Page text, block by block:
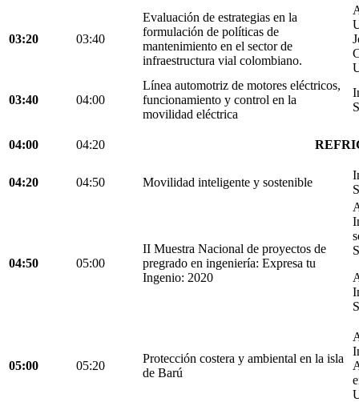
03:20 03:40
Evaluación de estrategias en la
formulación de políticas de
mantenimiento en el sector de
infraestructura vial colombiano.
03:40 04:00
Línea automotriz de motores eléctricos,
funcionamiento y control en la
movilidad eléctrica
04:00 04:20
04:20 04:50 Movilidad inteligente y sostenible
04:50 05:00
II Muestra Nacional de proyectos de
pregrado en ingeniería: Expresa tu
Ingenio: 2020
05:00 05:20
Protección costera y ambiental en la isla
de Barú